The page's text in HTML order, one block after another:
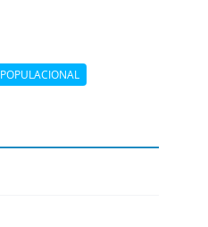
POPULACIONAL